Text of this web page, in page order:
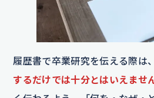
履歴書で卒業研究を伝える際は
するだけでは十分とはいえません